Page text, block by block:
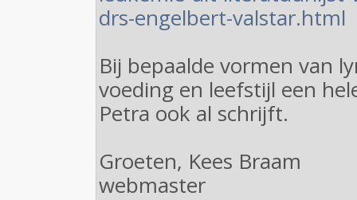
drs-engelbert-valstar.html
Bij bepaalde vormen van
voeding en leefstijl een
Petra ook al schrijft.
Groeten, Kees Braam
webmaster